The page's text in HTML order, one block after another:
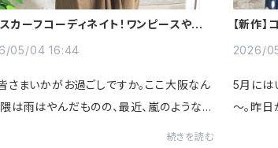
カーフコーディネイト！ワンピースや人
05/04 16:44
さまいかがお過ごしですか。ここ大阪なん
は雨はやんだものの、最近、嵐のような
続きを読む
【新作
2026/
5月には
～。昨